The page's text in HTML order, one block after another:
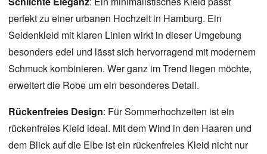
perfekt zu einer urbanen Hochzeit in Hamburg. Ein
Seidenkleid mit klaren Linien wirkt in dieser Umgebung
besonders edel und lässt sich hervorragend mit modernem
Schmuck kombinieren. Werganz im Trend liegen möchte,
erweitert die Robe um ein besonderes Detail.
Rückenfreies Design: Für Sommerhochzeiten ist ein
rückenfreies Kleid ideal. Mit dem Wind in den Haaren und
dem Blick auf die Elbe ist ein rückenfreies Kleid nicht nur